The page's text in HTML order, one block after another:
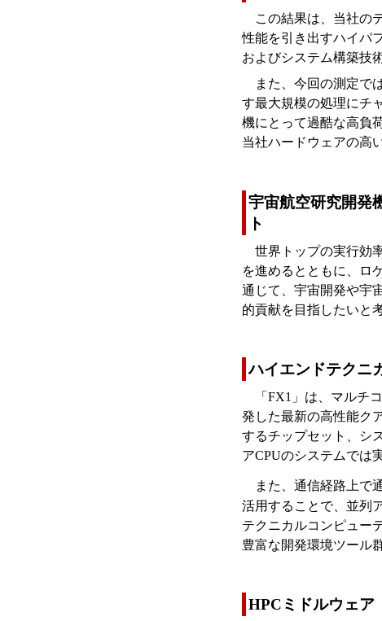
この結果は、当社の
性能を引き出すハイパ
およびシステム構築技
また、今回の測定で
す最大規模の処理にチ
機にとって過酷な高負
当社ハードウェアの高
宇宙航空研究開発
ト
世界トップの実行効
を進めるとともに、ロ
通じて、宇宙開発や宇
的貢献を目指したいと
ハイエンドテクニ
「FX1」は、マルチ
発した最新の高性能ク
するチップセット、シ
アCPUのシステムでは
また、通信経路上で
活用することで、並列
テクニカルコンピュー
豊富な開発環境ツール
HPCミドルウェア